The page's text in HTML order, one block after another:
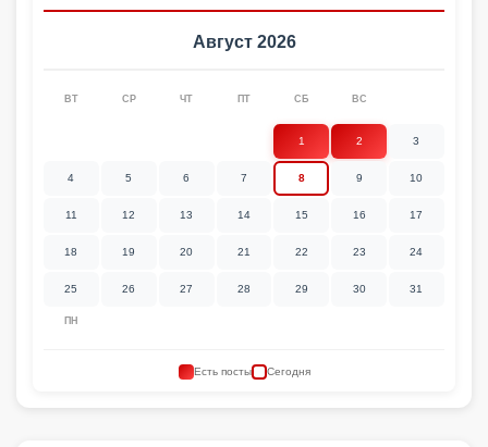
Август 2026
ПН
ВТ СР ЧТ ПТ СБ ВС
1 2 3
4 5 6 7 8 9 10
11 12 13 14 15 16 17
18 19 20 21 22 23 24
25 26 27 28 29 30 31
Есть посты Сегодня